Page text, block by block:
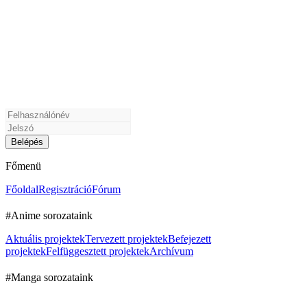
Főmenü
FőoldalRegisztrációFórum
#Anime sorozataink
Aktuális projektekTervezett projektekBefejezett
projektekFelfüggesztett projektekArchívum
#Manga sorozataink